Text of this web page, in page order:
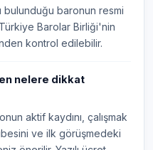
bulunduğu baronun resmi
Barolar Birliği'nin
kontrol edilebilir.
nelere dikkat
aktif kaydını, çalışmak
ve ilk görüşmedeki